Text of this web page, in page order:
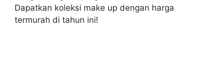
Dapatkan koleksi make up dengan harga
termurah di tahun ini!